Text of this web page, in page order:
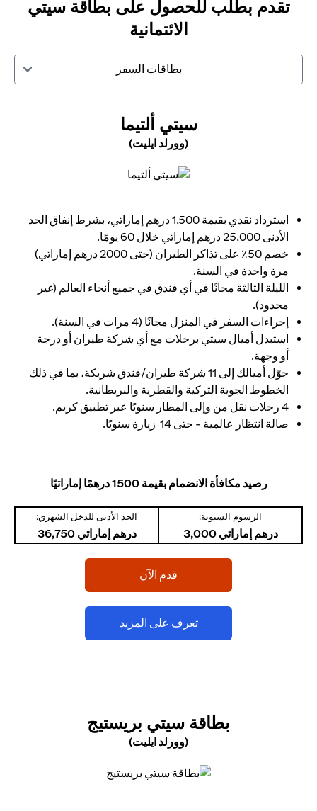
تقدم بطلب للحصول على بطاقة سيتي
الائتمانية
بطاقات السفر
سيتي ألتيما
(وورلد ايليت)
استرداد نقدي بقيمة 1,500 درهم إماراتي، بشرط إنفاق الحد
الأدنى 25,000 درهم إماراتي خلال 60 يومًا.
خصم 50٪ على تذاكر الطيران (حتى 2000 درهم إماراتي)
مرة واحدة في السنة.
الليلة الثالثة مجانًا في أي فندق في جميع أنحاء العالم (غير
محدود).
إجراءات السفر في المنزل مجانًا (4 مرات في السنة).
استبدل أميال سيتي برحلات مع أي شركة طيران أو درجة
أو وجهة.
حوّل أميالك إلى 11 شركة طيران/فندق شريكة، بما في ذلك
الخطوط الجوية التركية والقطرية والبريطانية.
4 رحلات نقل من وإلى المطار سنويًا عبر تطبيق كريم.
صالة انتظار عالمية - حتى 14 زيارة سنويًا.
رصيد مكافأة الانضمام بقيمة 1500 درهمًا إماراتيًا
الرسوم السنوية:
درهم إماراتي 3,000
الحد الأدنى للدخل الشهري:
درهم إماراتي 36,750
قدم الآن
تعرف على المزيد
بطاقة سيتي بريستيج
(وورلد ايليت)